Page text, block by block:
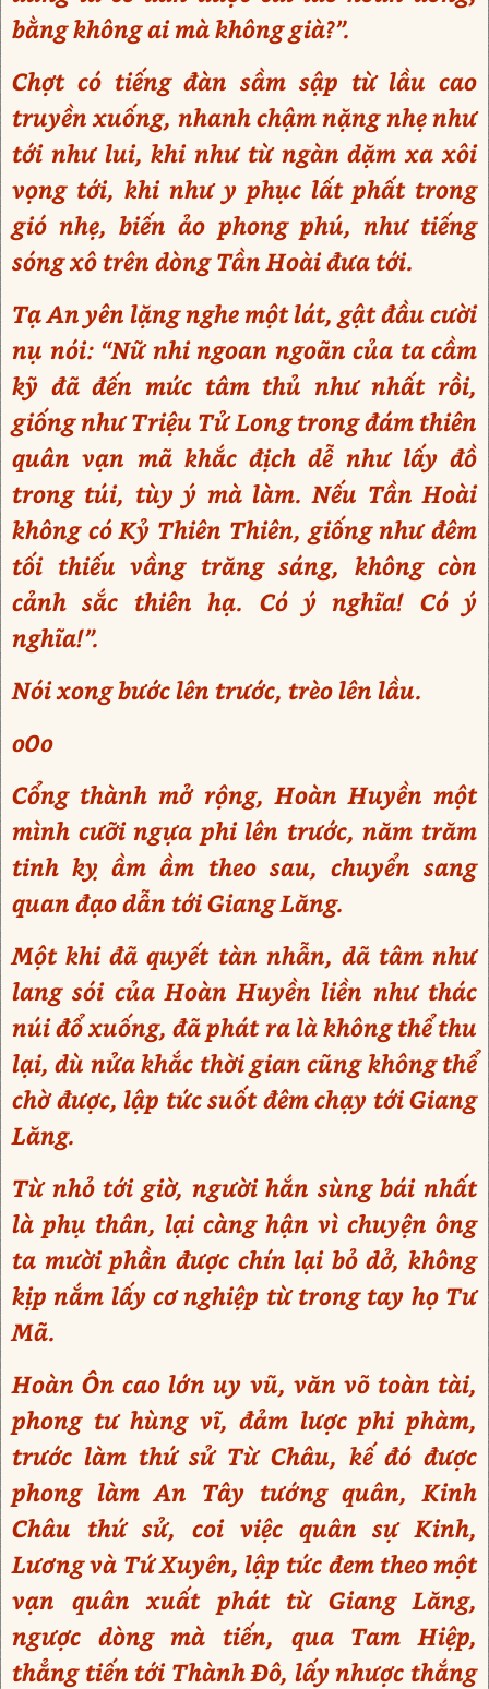
bằng không ai mà không già?”.
Chợt có tiếng đàn sầm sập từ lầu cao
truyền xuống, nhanh chậm nặng nhẹ như
tới như lui, khi như từ ngàn dặm xa xôi
vọng tới, khi như y phục lất phất trong
gió nhẹ, biến ảo phong phú, như tiếng
sóng xô trên dòng Tần Hoài đưa tới.
Tạ An yên lặng nghe một lát, gật đầu cười
nụ nói: “Nữ nhi ngoan ngoãn của ta cầm
kỹ đã đến mức tâm thủ như nhất rồi,
giống như Triệu Tử Long trong đám thiên
quân vạn mã khắc địch dễ như lấy đồ
trong túi, tùy ý mà làm. Nếu Tần Hoài
không có Kỷ Thiên Thiên, giống như đêm
tối thiếu vầng trăng sáng, không còn
cảnh sắc thiên hạ. Có ý nghĩa! Có ý
nghĩa!”.
Nói xong bước lên trước, trèo lên lầu.
o0o
Cổng thành mở rộng, Hoàn Huyền một
mình cưỡi ngựa phi lên trước, năm trăm
tinh kỵ ầm ầm theo sau, chuyển sang
quan đạo dẫn tới Giang Lăng.
Một khi đã quyết tàn nhẫn, dã tâm như
lang sói của Hoàn Huyền liền như thác
núi đổ xuống, đã phát ra là không thể thu
lại, dù nửa khắc thời gian cũng không thể
chờ được, lập tức suốt đêm chạy tới Giang
Lăng.
Từ nhỏ tới giờ, người hắn sùng bái nhất
là phụ thân, lại càng hận vì chuyện ông
ta mười phần được chín lại bỏ dở, không
kịp nắm lấy cơ nghiệp từ trong tay họ Tư
Mã.
Hoàn Ôn cao lớn uy vũ, văn võ toàn tài,
phong tư hùng vĩ, đảm lược phi phàm,
trước làm thứ sử Từ Châu, kế đó được
phong làm An Tây tướng quân, Kinh
Châu thứ sử, coi việc quân sự Kinh,
Lương và Tứ Xuyên, lập tức đem theo một
vạn quân xuất phát từ Giang Lăng,
ngược dòng mà tiến, qua Tam Hiệp,
thẳng tiến tới Thành Đô, lấy nhược thắng